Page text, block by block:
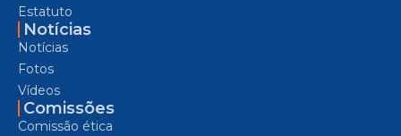
Estatuto
Notícias
Notícias
Fotos
Vídeos
Comissões
Comissão ética